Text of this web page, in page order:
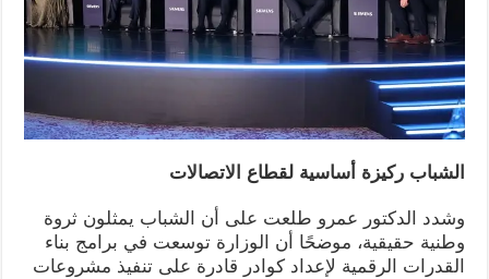
الشباب ركيزة أساسية لقطاع الاتصالات
وشدد الدكتور عمرو طلعت على أن الشباب يمثلون ثروة
وطنية حقيقية، موضحًا أن الوزارة توسعت في برامج بناء
القدرات الرقمية لإعداد كوادر قادرة على تنفيذ مشروعات